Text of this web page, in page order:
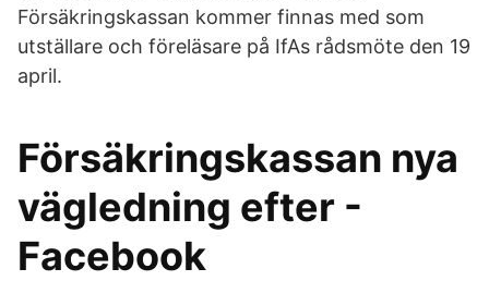
Försäkringskassan kommer finnas med som
utställare och föreläsare på IfAs rådsmöte den 19
april.
Försäkringskassan nya
vägledning efter -
Facebook